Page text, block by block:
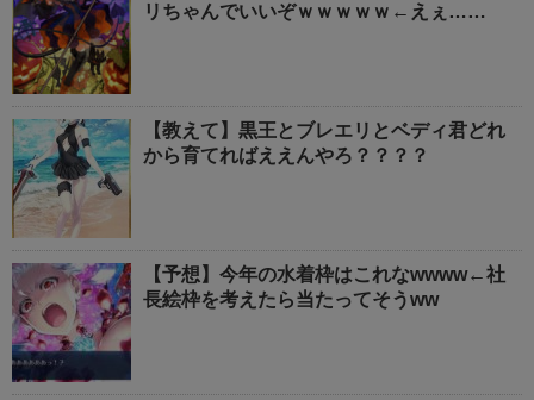
リちゃんでいいぞｗｗｗｗｗ←えぇ……
【教えて】黒王とブレエリとベディ君どれ
から育てればええんやろ？？？？
【予想】今年の水着枠はこれなwwww←社
長絵枠を考えたら当たってそうww